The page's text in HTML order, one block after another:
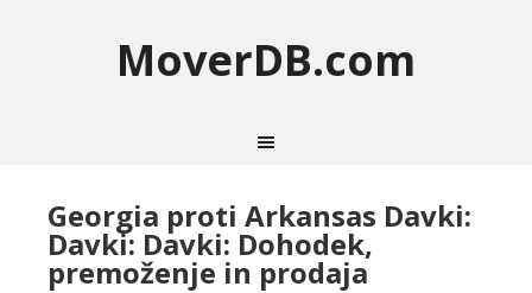
MoverDB.com
Georgia proti Arkansas Davki:
Davki: Davki: Dohodek,
premoženje in prodaja